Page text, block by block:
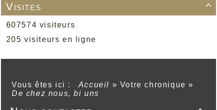

Visites
607574 visiteurs
205 visiteurs en ligne
Vous êtes ici : Accueil » Votre chronique »
De chez nous, bi uns